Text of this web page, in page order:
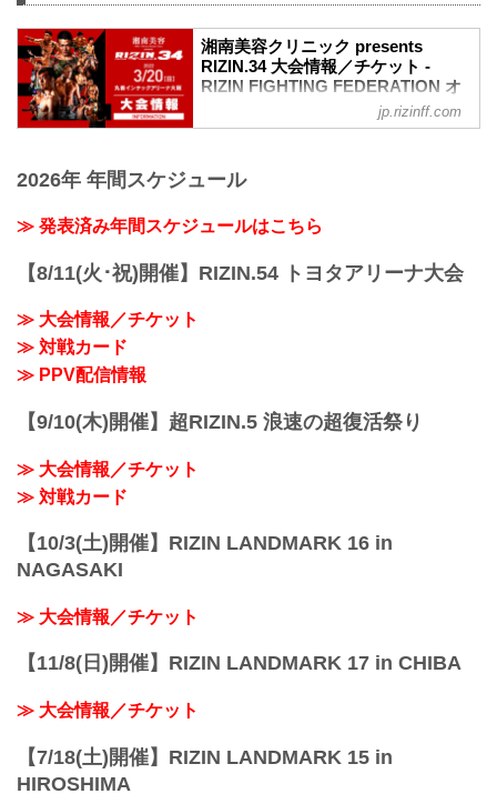
湘南美容クリニック presents
RIZIN.34 大会情報／チケット -
RIZIN FIGHTING FEDERATION オ
RIZIN.34
大会概要
湘南美容クリニック presents RIZIN.34
日時
終了予定時間
19:00〜20:00頃
jp.rizinff.com
2026年 年間スケジュール
≫ 発表済み年間スケジュールはこちら
【8/11(火･祝)開催】RIZIN.54 トヨタアリーナ大会
≫ 大会情報／チケット
≫ 対戦カード
≫ PPV配信情報
【9/10(木)開催】超RIZIN.5 浪速の超復活祭り
≫ 大会情報／チケット
≫ 対戦カード
【10/3(土)開催】RIZIN LANDMARK 16 in
NAGASAKI
≫ 大会情報／チケット
【11/8(日)開催】RIZIN LANDMARK 17 in CHIBA
≫ 大会情報／チケット
【7/18(土)開催】RIZIN LANDMARK 15 in
HIROSHIMA